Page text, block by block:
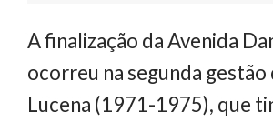
A finalização da Avenida
ocorreu na segunda
Lucena (1971-1975), que